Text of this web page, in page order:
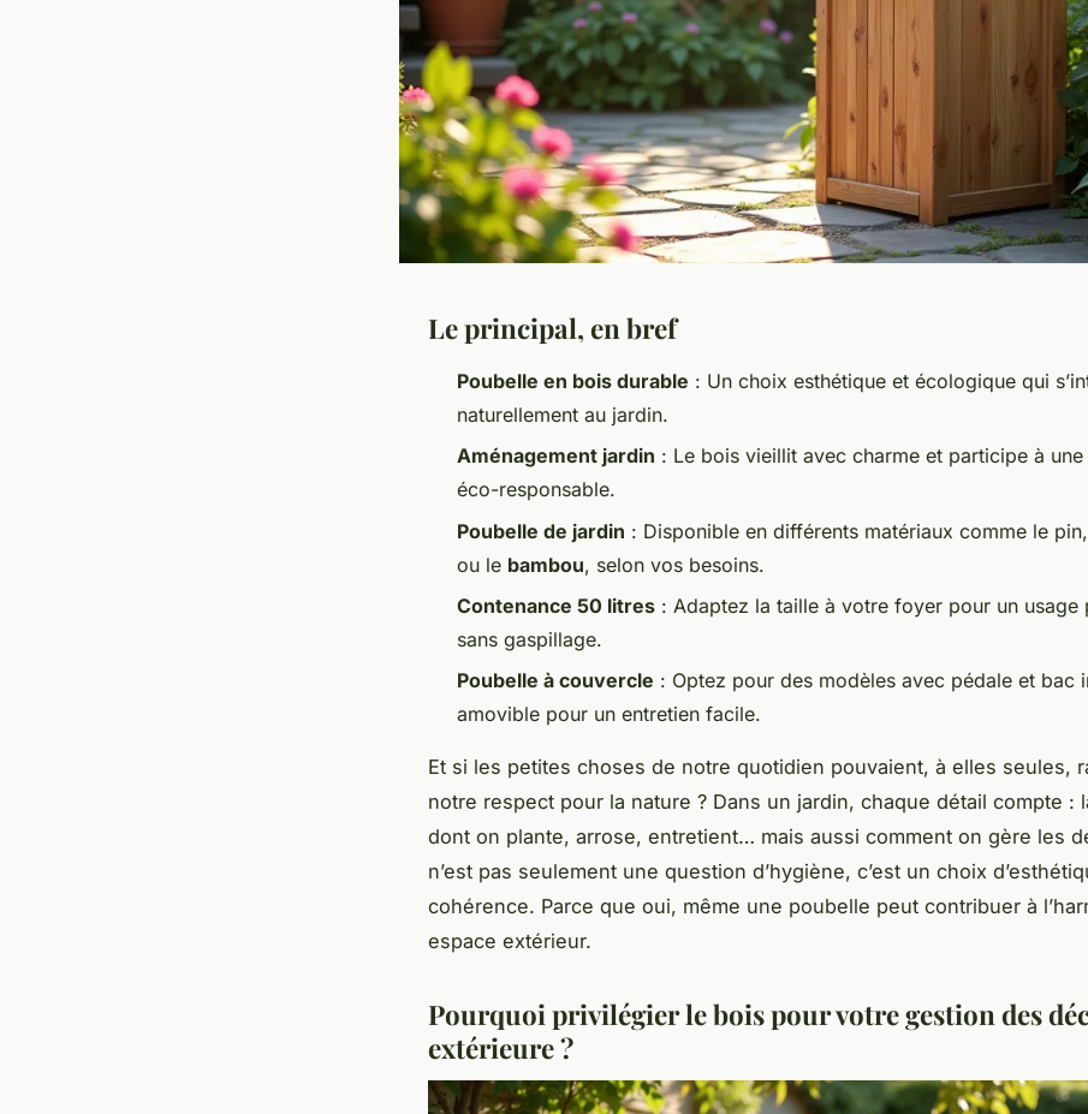
Le principal, en bref
Poubelle en bois durable : Un choix esthétique et écologique qui
naturellement au jardin.
Aménagement jardin : Le bois vieillit avec charme et participe à
éco-responsable.
Poubelle de jardin : Disponible en différents matériaux comme le pin,
ou le bambou, selon vos besoins.
Contenance 50 litres : Adaptez la taille à votre foyer pour un usage
sans gaspillage.
Poubelle à couvercle : Optez pour des modèles avec pédale et bac
amovible pour un entretien facile.
Et si les petites choses de notre quotidien pouvaient, à elles seules,
notre respect pour la nature ? Dans un jardin, chaque détail compte :
dont on plante, arrose, entretient… mais aussi comment on gère les
n’est pas seulement une question d’hygiène, c’est un choix
cohérence. Parce que oui, même une poubelle peut contribuer à
espace extérieur.
Pourquoi privilégier le bois pour votre gestion des
extérieure ?